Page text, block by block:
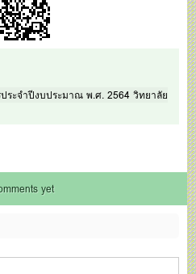
ระจำปีงบประมาณ พ.ศ. 2564 วิทยาลัย
yet